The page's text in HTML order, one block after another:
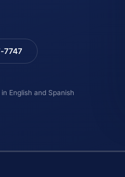
7747
English and Spanish